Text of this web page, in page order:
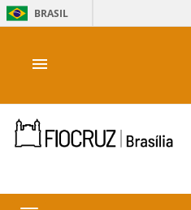
BRASIL
menu